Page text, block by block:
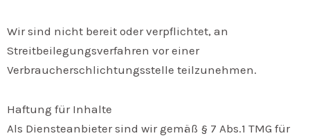
Wir sind nicht bereit oder verpflichtet, an
Streitbeilegungsverfahren vor einer
Verbraucherschlichtungsstelle teilzunehmen.
Haftung für Inhalte
Als Diensteanbieter sind wir gemäß § 7 Abs.1 TMG für